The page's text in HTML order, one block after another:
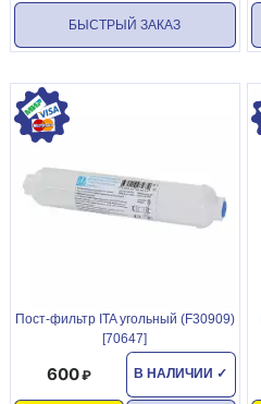
БЫСТРЫЙ ЗАКАЗ
Пост-фильтр ITA угольный (F30909)
[70647]
В НАЛИЧИИ ✓
600